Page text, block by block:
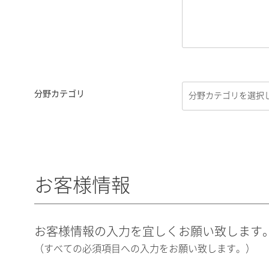
分野カテゴリ
お客様情報
お客様情報の入力を宜しくお願い致します
（すべての必須項目への入力をお願い致します。）